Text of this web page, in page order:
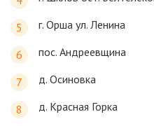
г. Орша ул. Ленина
пос. Андреевщина
д. Осиновка
д. Красная Горка